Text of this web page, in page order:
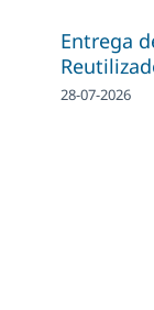
Entrega
28-07-2026